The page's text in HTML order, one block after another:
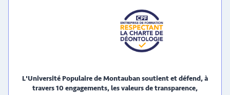
L'Université Populaire de Montauban soutient et défend, à
travers 10 engagements, les valeurs de transparence,